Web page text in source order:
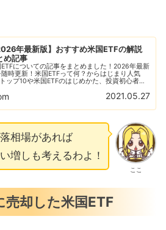
年最新版】おすすめ米国ETFの解説
め記事
についての記事をまとめました！2026年最新
時更新！米国ETFって何？からはじまり人気
ップ10や米国ETFのはじめかた、投資初心者に
説も随時更新！
2021.05.27
ここ
相場があれば
増しも考えるわよ！
却した米国ETF